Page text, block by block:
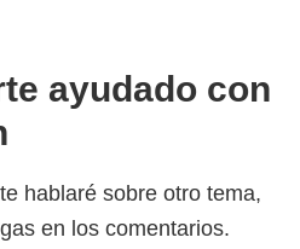
ayudado con
hablaré sobre otro tema,
en los comentarios.